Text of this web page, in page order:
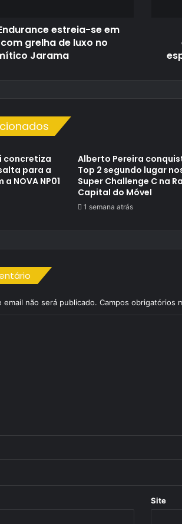
estreia-se em
grelha de luxo no
Jarama
concretiza
para a
NOVA NP01
Alberto Pereira
Top 2 segundo lugar
Super Challenge C na
Capital do Móvel
1 semana atrás
não será publicado. Campos obrigatórios
Site